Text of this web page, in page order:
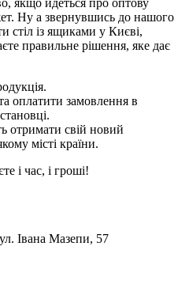
Ну а звернувшись до нашого
стіл із ящиками у Києві,
правильне рішення, яке дає
оплатити замовлення в
отримати свій новий
місті країни.
і час, і гроші!
Івана Мазепи, 57